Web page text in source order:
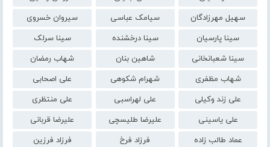
سهیل مهرزادگان
سیامک عباسی
سیروان خسروی
سینا پارسیان
سینا درخشنده
سینا سرلک
سینا شعبانخانی
شاهین بنان
شهاب رمضان
شهاب مظفری
شهرام شکوهی
علی اصحابی
علی زند وکیلی
علی لهراسبی
علی منتظری
علی یاسینی
علیرضا طلیسچی
علیرضا قربانی
عماد طالب زاده
فرزاد فرخ
فرزاد فرزین